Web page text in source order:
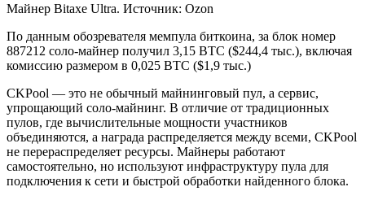
Майнер Bitaxe Ultra. Источник: Ozon
По данным обозревателя мемпула биткоина, за блок номер
887212 соло-майнер получил 3,15 BTC ($244,4 тыс.), включая
комиссию размером в 0,025 BTC ($1,9 тыс.)
CKPool — это не обычный майнинговый пул, а сервис,
упрощающий соло-майнинг. В отличие от традиционных
пулов, где вычислительные мощности участников
объединяются, а награда распределяется между всеми, CKPool
не перераспределяет ресурсы. Майнеры работают
самостоятельно, но используют инфраструктуру пула для
подключения к сети и быстрой обработки найденного блока.